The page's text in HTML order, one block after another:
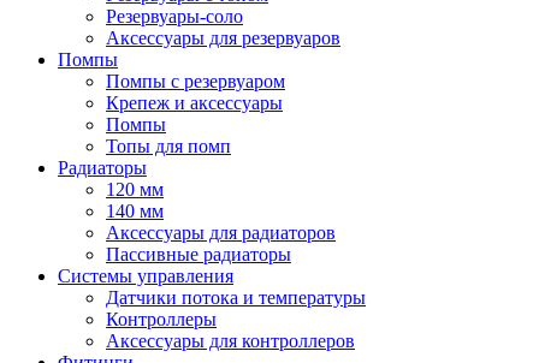
Резервуары-соло
Аксессуары для резервуаров
Помпы
Помпы с резервуаром
Крепеж и аксессуары
Помпы
Топы для помп
Радиаторы
120 мм
140 мм
Аксессуары для радиаторов
Пассивные радиаторы
Системы управления
Датчики потока и температуры
Контроллеры
Аксессуары для контроллеров